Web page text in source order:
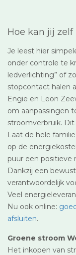
Hoe kan jij
Je leest hier
onder controle te
ledverlichting” of
stopcontact halen
Engie en Leon
om aanpassingen
stroomverbruik.
Laat de hele
op de
puur een positieve
Dankzij een
verantwoordelijk
Veel
Nu ook online:
afsluiten.
Groene stroom
Het inkopen van